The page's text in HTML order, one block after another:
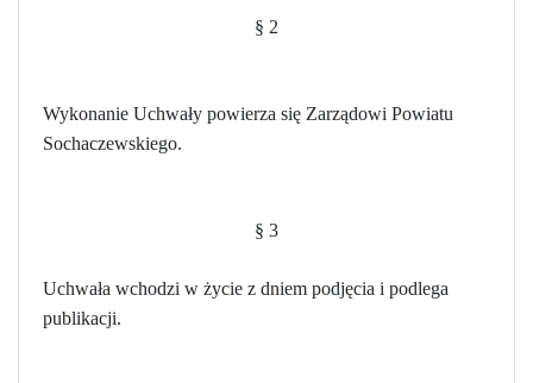
§ 2
Wykonanie Uchwały powierza się Zarządowi Powiatu
Sochaczewskiego.
§ 3
Uchwała wchodzi w życie z dniem podjęcia i podlega
publikacji.